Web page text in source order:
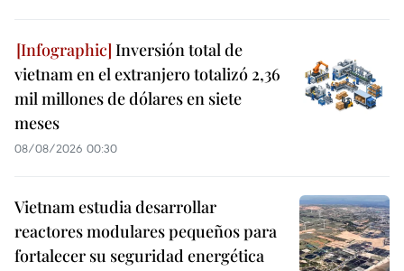
Inversión total de
vietnam en el extranjero totalizó 2,36
mil millones de dólares en siete
meses
08/08/2026 00:30
Vietnam estudia desarrollar
reactores modulares pequeños para
fortalecer su seguridad energética